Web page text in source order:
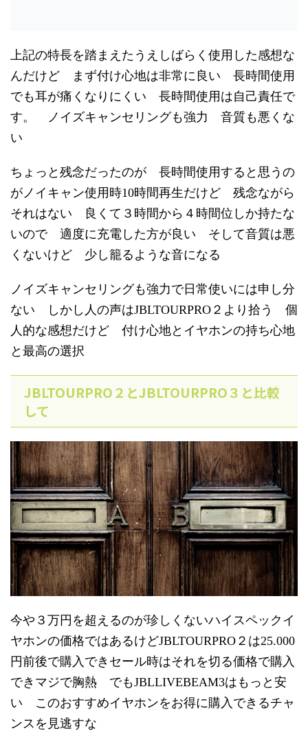
上記の特長を踏まえたうえしばらく使用した感想な
んだけど まず付け心地は非常に良い 長時間使用
でも耳が痛くなりにくい 長時間使用は自己責任で
す。 ノイズキャンセリングも強力 音質も悪くな
い
ちょっと残念だったのが 長時間使用すると思うの
がノイキャン使用時10時間再生だけど 残念ながら
それはない 良くて３時間から４時間位しか持たな
いので 適度に充電した方が良い そして音質は悪
くないけど 少し籠るような音になる
ノイズキャンセリングも強力で日常使いには申し分
ない しかし人の声はJBLTOURPRO２より拾う 個
人的な感想だけど 付け心地とイヤホンの持ち心地
と最高の選択
JBLTOURPRO２とJBLTOURPRO３と比較
して
今や３万円を超えるのが珍しくないハイスペックイ
ヤホンの価格ではあるけどJBLTOURPRO２は25.000
円前後で購入できセール時はそれを切る価格で購入
できマジで胸熱 でもJBLLIVEBEAM3はもっと安
い このおすすめイヤホンをお得に購入できるチャ
ンスを見逃すな